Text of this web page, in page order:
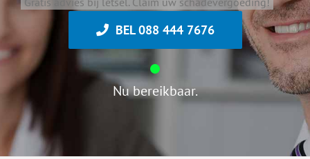
BEL 088 444 7676
Nu bereikbaar.